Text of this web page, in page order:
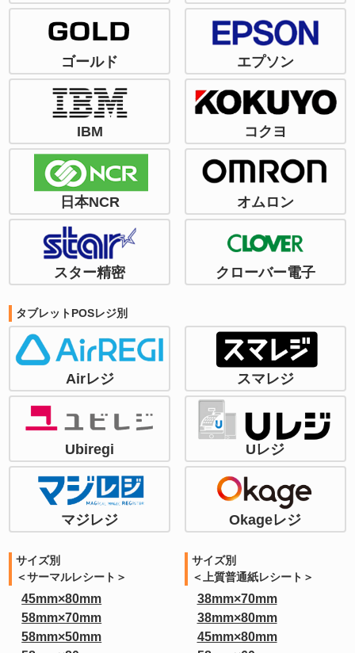
ゴールド エプソン
IBM コクヨ
日本NCR オムロン
スター精密 クローバー電子
タブレットPOSレジ別
Airレジ スマレジ
Ubiregi Uレジ
マジレジ Okageレジ
サイズ別
＜サーマルレシート＞
45mm×80mm
58mm×70mm
58mm×50mm
サイズ別
＜上質普通紙レシート＞
38mm×70mm
38mm×80mm
45mm×80mm